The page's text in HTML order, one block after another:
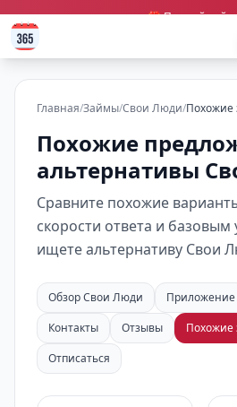
🎁 Первый займ
Главная/Займы/Свои Люди/
Похожие
альтернативы
Сравните похожие
скорости ответа и базовым
ищете альтернативу Свои
Обзор Свои Люди Приложение
Контакты
Отзывы
Отписаться